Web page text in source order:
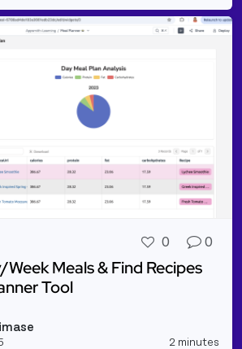
0 0
Week Meals & Find Recipes
Tool
2 minutes